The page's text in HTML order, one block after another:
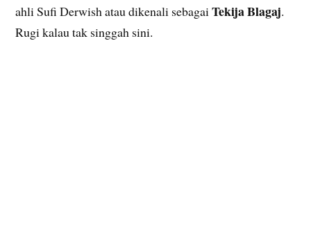
ahli Sufi Derwish atau dikenali sebagaiTekija Blagaj.
Rugi kalau tak singgah sini.